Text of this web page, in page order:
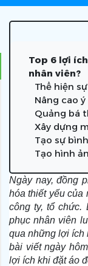
Top 6 lợi
nhân viên?
Thể hiện
Nâng cao
Quảng bá
Xây dựng
Tạo sự
Tạo hình
Ngày nay, đồng
hóa thiết yếu của
công ty, tổ chức.
phục nhân viên
qua những lợi ích
bài viết ngày
lợi ích khi đặt áo